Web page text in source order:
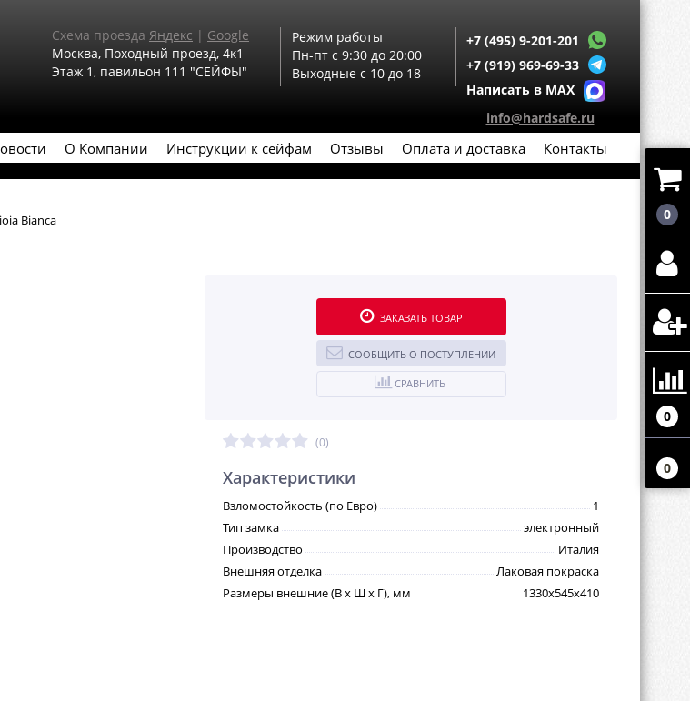
Схема проезда Яндекс | Google
Москва, Походный проезд, 4к1
Этаж 1, павильон 111 "СЕЙФЫ"
Режим работы
Пн-пт с 9:30 до 20:00
Выходные с 10 до 18
+7 (495) 9-201-201
+7 (919) 969-69-33
Написать в MAX
info@hardsafe.ru
О Компании Инструкции к сейфам Отзывы Оплата и доставка Контакты
Bianca
ЗАКАЗАТЬ ТОВАР
СООБЩИТЬ О ПОСТУПЛЕНИИ
СРАВНИТЬ
(0)
Характеристики
Взломостойкость (по Евро)
1
Тип замка
электронный
Производство
Италия
Внешняя отделка
Лаковая покраска
Размеры внешние (В х Ш х Г), мм
1330х545х410
0
0
0